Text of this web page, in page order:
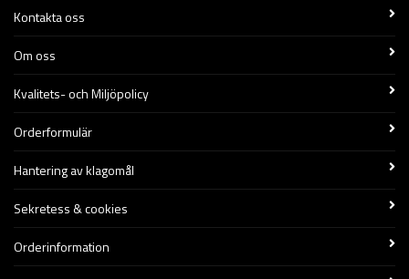
Kontakta oss
Om oss
Kvalitets- och Miljöpolicy
Orderformulär
Hantering av klagomål
Sekretess & cookies
Orderinformation